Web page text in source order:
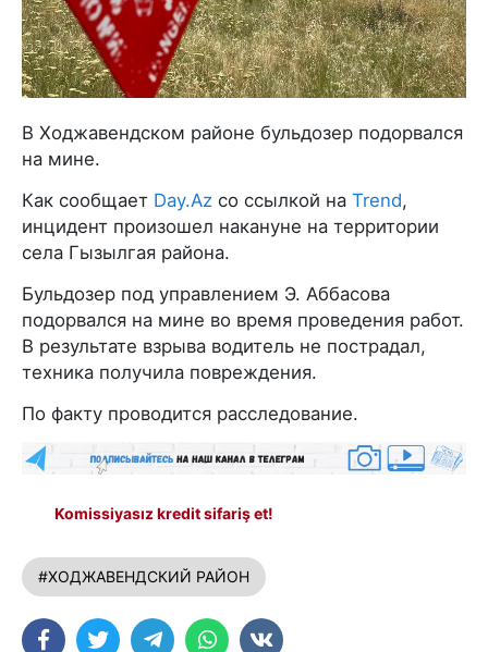
В Ходжавендском районе бульдозер подорвался
на мине.
Как сообщает Day.Az со ссылкой на Trend,
инцидент произошел накануне на территории
села Гызылгая района.
Бульдозер под управлением Э. Аббасова
подорвался на мине во время проведения работ.
В результате взрыва водитель не пострадал,
техника получила повреждения.
По факту проводится расследование.
Komissiyasız kredit sifariş et!
#ХОДЖАВЕНДСКИЙ РАЙОН